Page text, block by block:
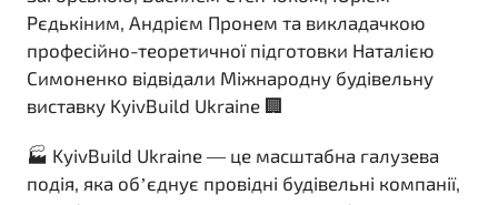
Рєдькіним, Андрієм Пронем та викладачкою
професійно-теоретичної підготовки Наталією
Симоненко відвідали Міжнародну будівельну
виставку KyivBuild Ukraine 🏢
🏭 KyivBuild Ukraine — це масштабна галузева
подія, яка об’єднує провідні будівельні компанії,